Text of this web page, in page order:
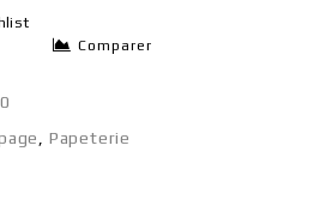
Comparer
Papeterie